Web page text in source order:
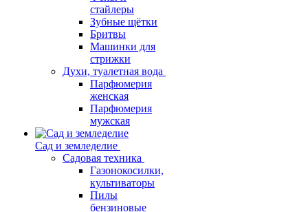
стайлеры
Зубные щётки
Бритвы
Машинки для
стрижки
Духи, туалетная вода
Парфюмерия
женская
Парфюмерия
мужская
Сад и земледелие
Садовая техника
Газонокосилки,
культиваторы
Пилы
бензиновые